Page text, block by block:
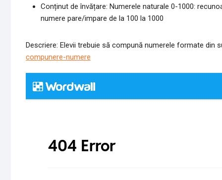
Conținut de învățare: Numerele naturale 0-1000:
numere pare/impare de la 100 la 1000
Descriere: Elevii trebuie să compună numerele formate
compunere-numere